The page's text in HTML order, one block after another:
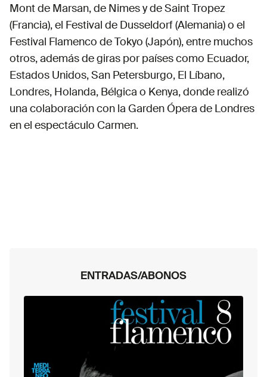
Mont de Marsan, de Nimes y de Saint Tropez
(Francia), el Festival de Dusseldorf (Alemania) o el
Festival Flamenco de Tokyo (Japón), entre muchos
otros, además de giras por países como Ecuador,
Estados Unidos, San Petersburgo, El Líbano,
Londres, Holanda, Bélgica o Kenya, donde realizó
una colaboración con la Garden Ópera de Londres
en el espectáculo Carmen.
ENTRADAS/ABONOS